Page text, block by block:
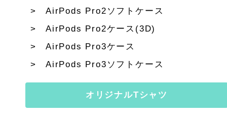
AirPods Pro2ソフトケース
AirPods Pro2ケース(3D)
AirPods Pro3ケース
AirPods Pro3ソフトケース
オリジナルTシャツ